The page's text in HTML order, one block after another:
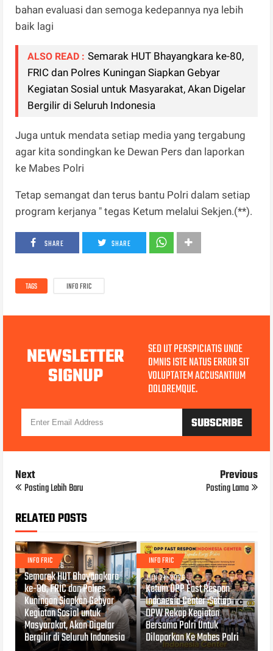
bahan evaluasi dan semoga kedepannya nya lebih
baik lagi
ALSO READ : Semarak HUT Bhayangkara ke-80,
FRIC dan Polres Kuningan Siapkan Gebyar
Kegiatan Sosial untuk Masyarakat, Akan Digelar
Bergilir di Seluruh Indonesia
Juga untuk mendata setiap media yang tergabung
agar kita sondingkan ke Dewan Pers dan laporkan
ke Mabes Polri
Tetap semangat dan terus bantu Polri dalam setiap
program kerjanya " tegas Ketum melalui Sekjen.(**).
SHARE SHARE
TAGS INFO FRIC
NEWSLETTER
SIGNUP
SED UT PERSPICIATIS UNDE
OMNIS ISTE NATUS ERROR SIT
VOLUPTATEM ACCUSANTIUM
DOLOREMQUE.
Next
Posting Lebih Baru
Previous
Posting Lama
RELATED POSTS
INFO FRIC
JUN 21, 2026
Semarak HUT Bhayangkara
ke-80, FRIC dan Polres
Kuningan Siapkan Gebyar
Kegiatan Sosial untuk
Masyarakat, Akan Digelar
Bergilir di Seluruh Indonesia
INFO FRIC
JUN 21, 2026
Ketum DPP Fast Respon
Indonesia Center :Setiap
DPW Rekap Kegiatan
Bersama Polri Untuk
Dilaporkan Ke Mabes Polri